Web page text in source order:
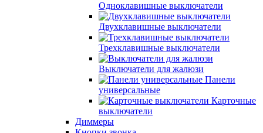
Одноклавишные выключатели
Двухклавишные выключатели
Трехклавишные выключатели
Выключатели для жалюзи
Панели
универсальные
Карточные
выключатели
Диммеры